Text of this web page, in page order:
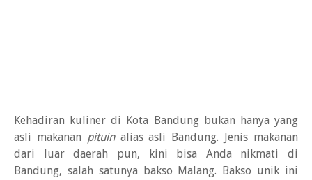
Kehadiran kuliner di Kota Bandung bukan hanya yang
asli makanan pituin alias asli Bandung. Jenis makanan
dari luar daerah pun, kini bisa Anda nikmati di
Bandung, salah satunya bakso Malang. Bakso unik ini